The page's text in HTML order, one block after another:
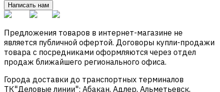
Написать нам
Предложения товаров в интернет-магазине не
является публичной офертой. Договоры купли-продажи
товара с посредниками оформляются через отдел
продаж ближайшего регионального офиса.
Города доставки до транспортных терминалов
ТК"Деловые линии": Абакан, Адлер, Альметьевск,